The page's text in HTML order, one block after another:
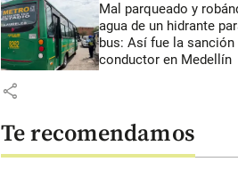
Mal parqueado y
agua de un hidrante
bus: Así fue la sanción
conductor en Medellín
share
Te recomendamos